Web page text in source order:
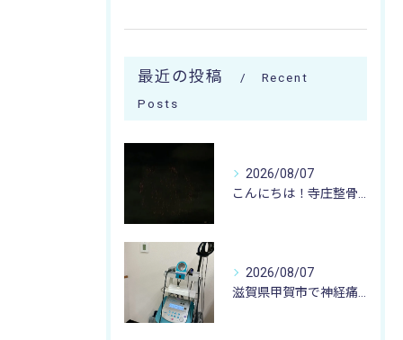
最近の投稿
Recent
Posts
2026/08/07
2026/08/07